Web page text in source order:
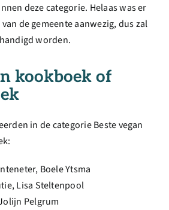
deze categorie. Helaas was er
de gemeente aanwezig, dus zal
worden.
kookboek of
in de categorie Beste vegan
Boele Ytsma
Lisa Steltenpool
Pelgrum